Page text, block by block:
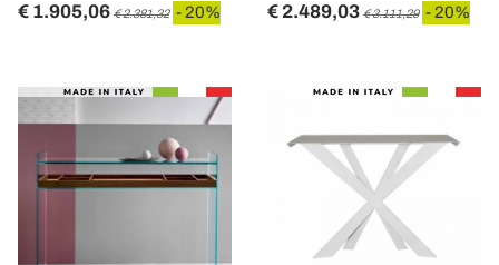
€ 1.905,06 € 2.381,32 - 20% € 2.489,03 € 3.111,29 - 20%